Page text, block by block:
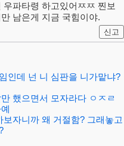
파타령 하고있어ㅉㅉ 찐보
남은게 지금 국힘이야.
신고
인데 넌 니 심판을 니가맡냐?
했으면서 모자라다 ㅇㅈㄹ
자니까 왜 거절함? 그래놓고